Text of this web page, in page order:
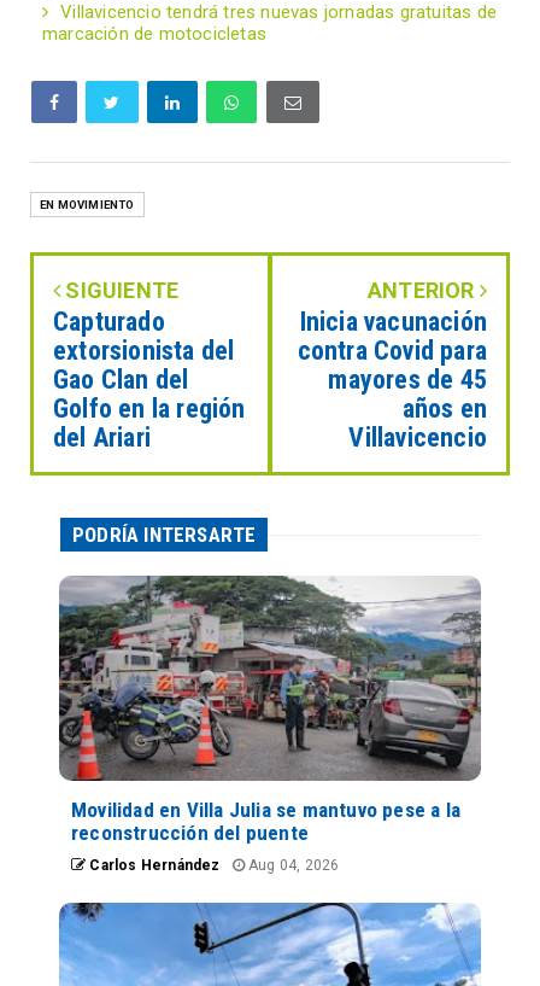
Villavicencio tendrá tres nuevas jornadas gratuitas de
marcación de motocicletas
EN MOVIMIENTO
SIGUIENTE
Capturado
extorsionista del
Gao Clan del
Golfo en la región
del Ariari
ANTERIOR
Inicia vacunación
contra Covid para
mayores de 45
años en
Villavicencio
PODRÍA INTERSARTE
Movilidad en Villa Julia se mantuvo pese a la
reconstrucción del puente
Carlos Hernández Aug 04, 2026